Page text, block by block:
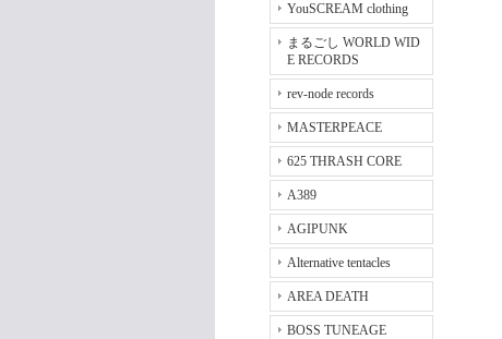
YouSCREAM clothing
まるごし WORLD WID
E RECORDS
rev-node records
MASTERPEACE
625 THRASH CORE
A389
AGIPUNK
Alternative tentacles
AREA DEATH
BOSS TUNEAGE